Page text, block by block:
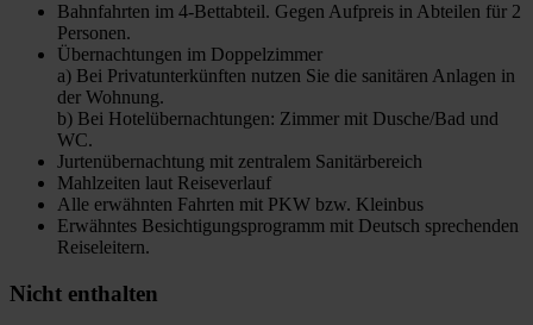
Bahnfahrten im 4-Bettabteil. Gegen Aufpreis in Abteilen für 2
Personen.
Übernachtungen im Doppelzimmer
a) Bei Privatunterkünften nutzen Sie die sanitären Anlagen in
der Wohnung.
b) Bei Hotelübernachtungen: Zimmer mit Dusche/Bad und
WC.
Jurtenübernachtung mit zentralem Sanitärbereich
Mahlzeiten laut Reiseverlauf
Alle erwähnten Fahrten mit PKW bzw. Kleinbus
Erwähntes Besichtigungsprogramm mit Deutsch sprechenden
Reiseleitern.
Nicht enthalten